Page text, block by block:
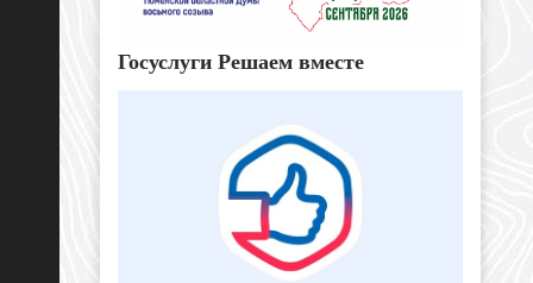
Госуслуги Решаем вместе